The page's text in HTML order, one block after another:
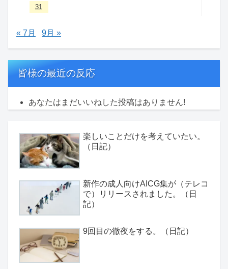
31
« 7月 9月 »
皆様の最近の反応
あなたはまだいいねした投稿はありません!
楽しいことだけを考えていたい。
（日記）
新作の成人向けAICG集が（テレコ
で）リリースされました。（日
記）
9回目の徹夜をする。（日記）